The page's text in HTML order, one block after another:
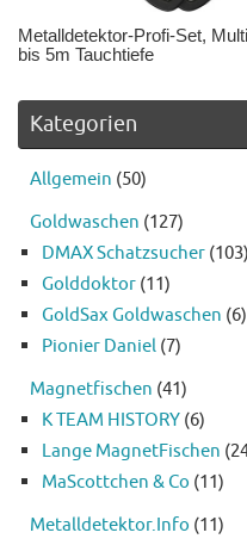
Metalldetektor-Profi-Set,
bis 5m Tauchtiefe
Kategorien
Allgemein (50)
Goldwaschen (127)
DMAX Schatzsucher (103)
Golddoktor (11)
GoldSax Goldwaschen (6)
Pionier Daniel (7)
Magnetfischen (41)
K TEAM HISTORY (6)
Lange MagnetFischen
MaScottchen & Co (11)
Metalldetektor.Info (11)